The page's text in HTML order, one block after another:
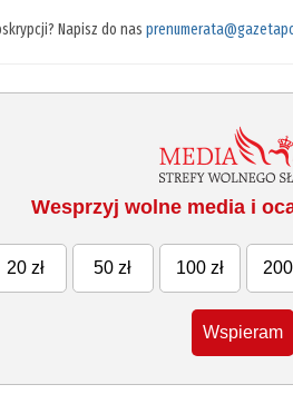
Napisz do nas
Wesprzyj wolne media i
20 zł 50 zł 100 zł 200
Wspieram